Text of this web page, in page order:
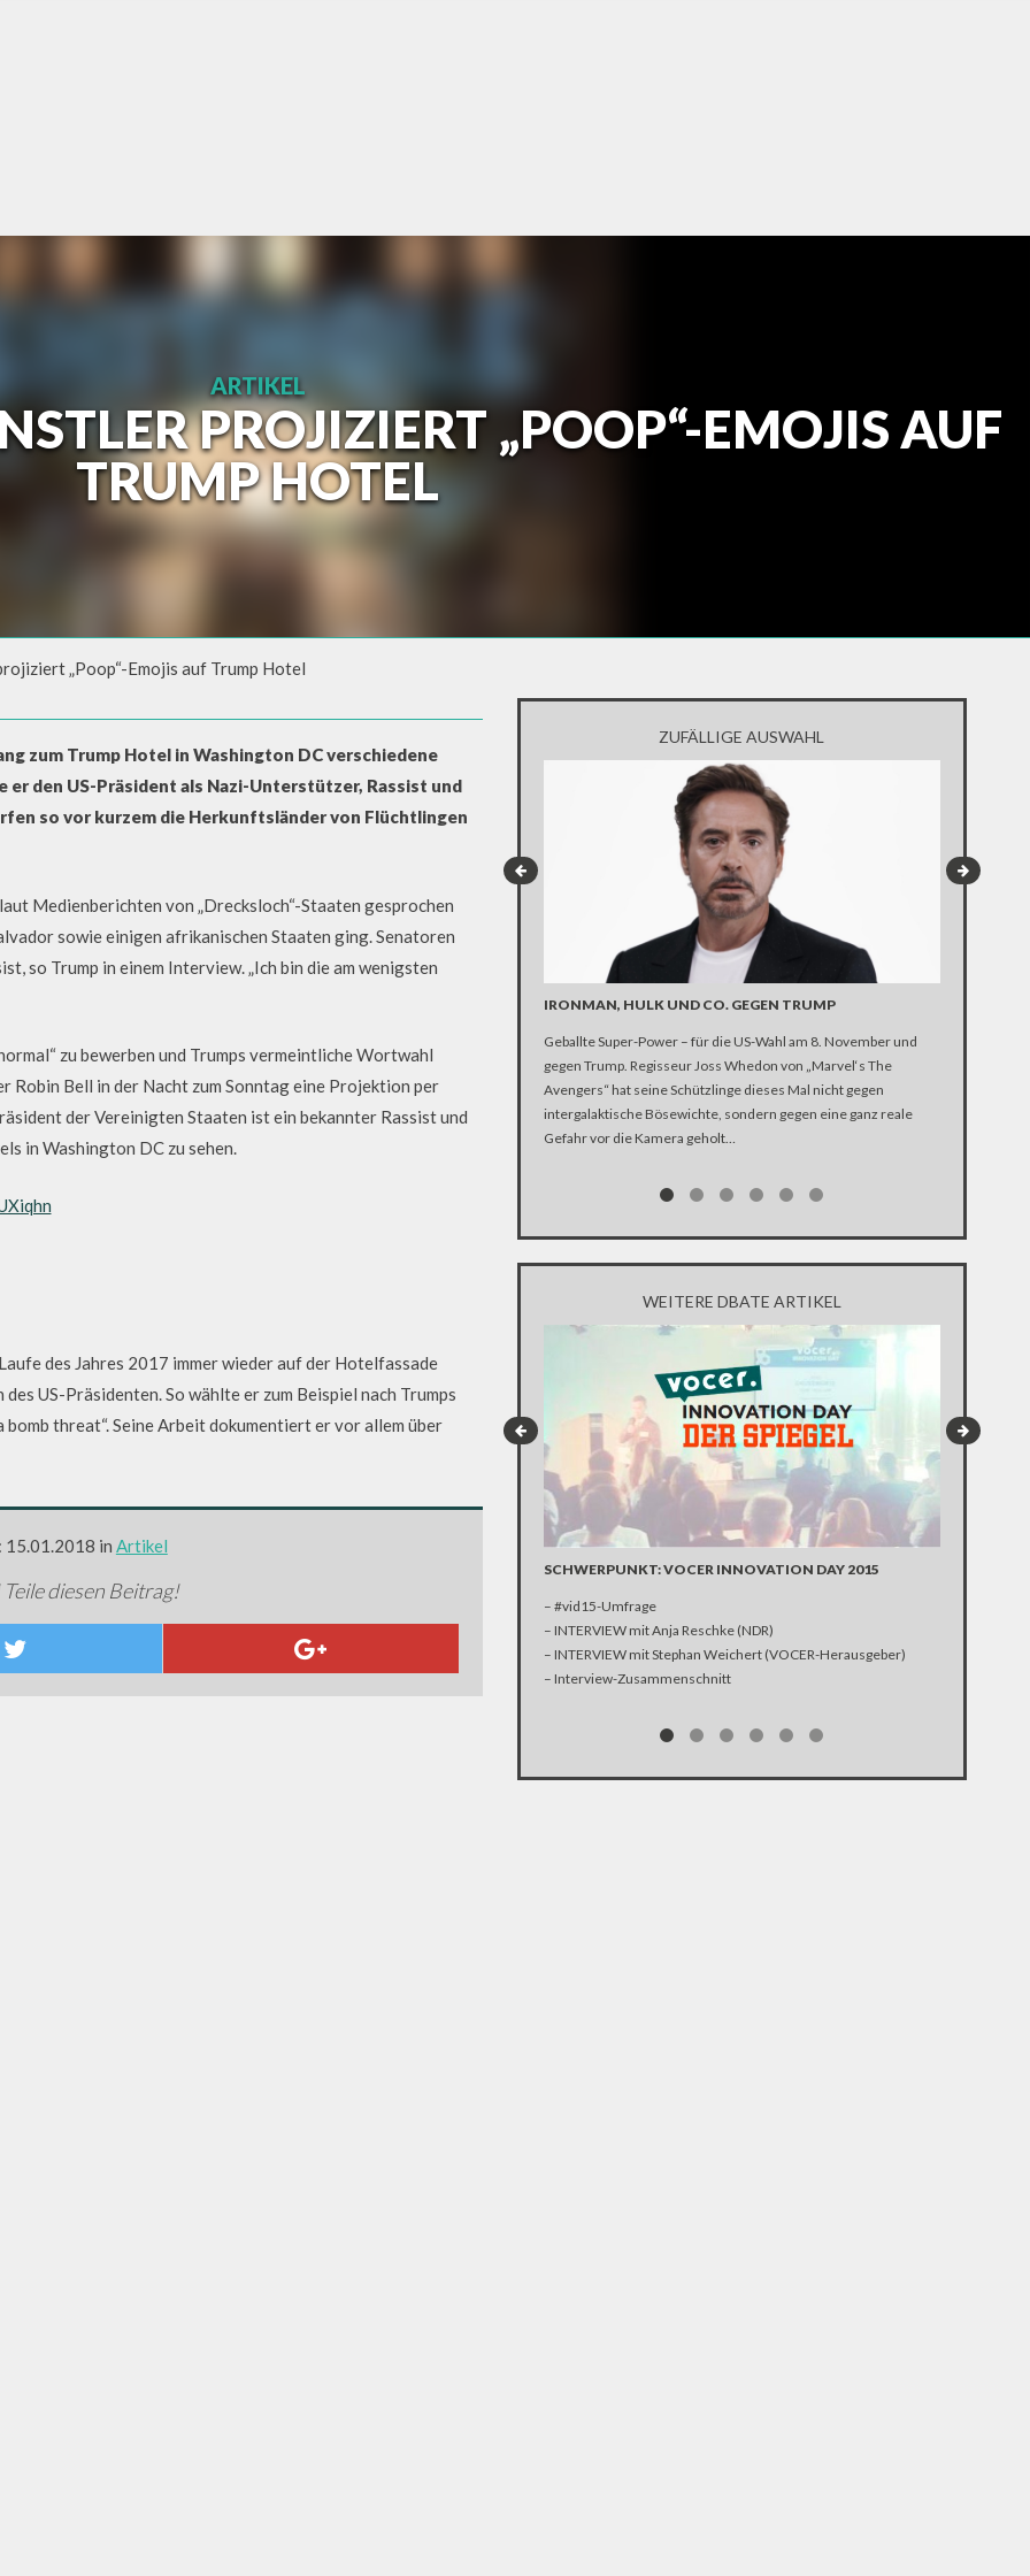
ARTIKEL
PROJIZIERT „POOP“-EMOJIS AUF
TRUMP HOTEL
„Poop“-Emojis auf Trump Hotel
„POOP“-EMOJIS
zum Trump Hotel in Washington DC verschiedene
den US-Präsident als Nazi-Unterstützer, Rassist und
so vor kurzem die Herkunftsländer von Flüchtlingen
Medienberichten von „Drecksloch“-Staaten gesprochen
sowie einigen afrikanischen Staaten ging. Senatoren
so Trump in einem Interview. „Ich bin die am wenigsten
zu bewerben und Trumps vermeintliche Wortwahl
Bell in der Nacht zum Sonntag eine Projektion per
der Vereinigten Staaten ist ein bekannter Rassist und
in Washington DC zu sehen.
des Jahres 2017 immer wieder auf der Hotelfassade
US-Präsidenten. So wählte er zum Beispiel nach Trumps
threat“. Seine Arbeit dokumentiert er vor allem über
in Artikel
diesen Beitrag!
ZUFÄLLIGE AUSWAHL
IRONMAN, HULK UND CO. GEGEN TRUMP
Geballte Super-Power – für die US-Wahl am 8. November und
gegen Trump. Regisseur Joss Whedon von „Marvel‘s The
Avengers“ hat seine Schützlinge dieses Mal nicht gegen
intergalaktische Bösewichte, sondern gegen eine ganz reale
Gefahr vor die Kamera geholt…
WEITERE DBATE ARTIKEL
SCHWERPUNKT: VOCER INNOVATION DAY 2015
– #vid15-Umfrage
– INTERVIEW mit Anja Reschke (NDR)
– INTERVIEW mit Stephan Weichert (VOCER-Herausgeber)
– Interview-Zusammenschnitt